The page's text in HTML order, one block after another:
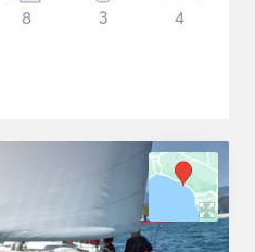
8 3 4